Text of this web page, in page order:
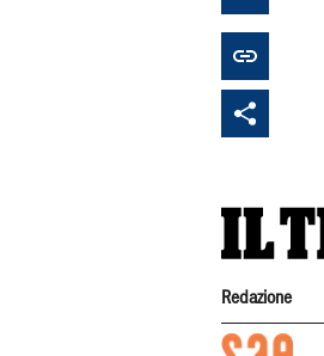
Redazione